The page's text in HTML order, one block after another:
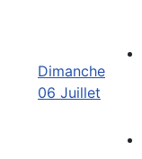
Dimanche
06 Juillet